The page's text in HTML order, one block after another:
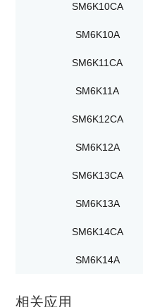
SM6K10CA
SM6K10A
SM6K11CA
SM6K11A
SM6K12CA
SM6K12A
SM6K13CA
SM6K13A
SM6K14CA
SM6K14A
相关应用